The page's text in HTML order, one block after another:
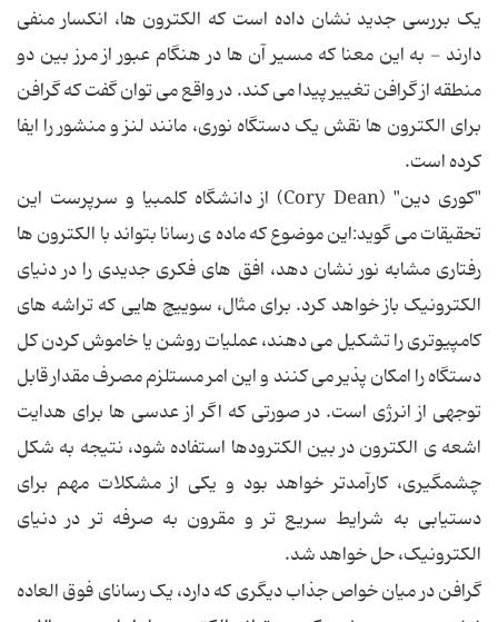
یک بررسی جدید نشان داده است که الکترون ها، انکسار منفی
دارند - به این معنا که مسیر آن ها در هنگام عبور از مرز بین دو
منطقه از گرافن تغییر پیدا می کند. در واقع می توان گفت که گرافن
برای الکترون ها نقش یک دستگاه نوری، مانند لنز و منشور را ایفا
کرده است.
"کوری دین" (Cory Dean) از دانشگاه کلمبیا و سرپرست این
تحقیقات می گوید:این موضوع که ماده ی رسانا بتواند با الکترون ها
رفتاری مشابه نور نشان دهد، افق های فکری جدیدی را در دنیای
الکترونیک باز خواهد کرد. برای مثال، سوییچ هایی که تراشه های
کامپیوتری را تشکیل می دهند، عملیات روشن یا خاموش کردن کل
دستگاه را امکان پذیر می کنند و این امر مستلزم مصرف مقدار قابل
توجهی از انرژی است. در صورتی که اگر از عدسی ها برای هدایت
اشعه ی الکترون در بین الکترودها استفاده شود، نتیجه به شکل
چشمگیری، کارآمدتر خواهد بود و یکی از مشکلات مهم برای
دستیابی به شرایط سریع تر و مقرون به صرفه تر در دنیای
الکترونیک، حل خواهد شد.
گرافن در میان خواص جذاب دیگری که دارد، یک رسانای فوق العاده